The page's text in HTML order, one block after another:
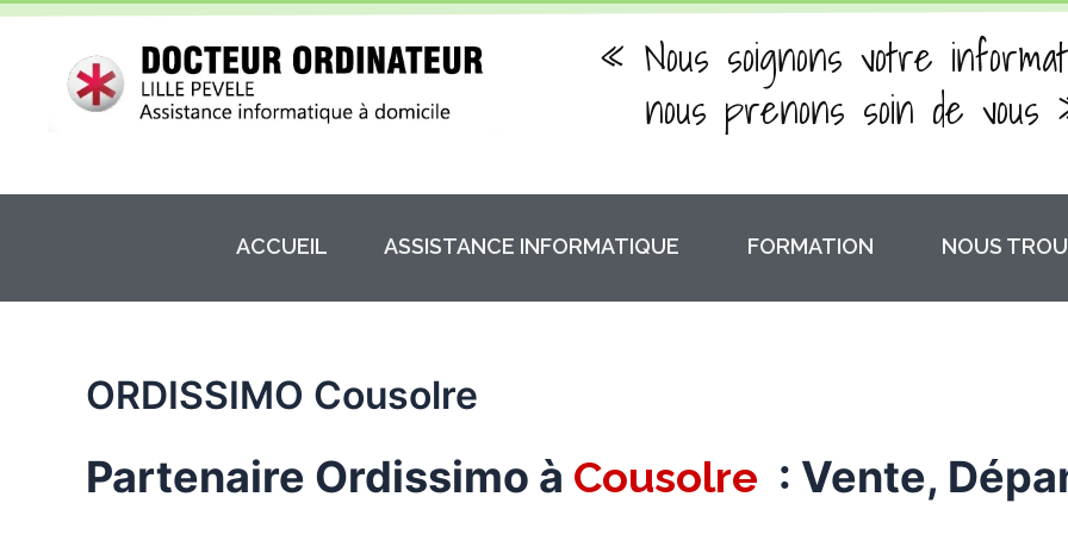
Aller
contenu
« Nous soignons votre
nous prenons soin de vous
ACCUEIL ASSISTANCE INFORMATIQUE FORMATION NOUS
ORDISSIMO Cousolre
Partenaire Ordissimo à Cousolre : Vente,